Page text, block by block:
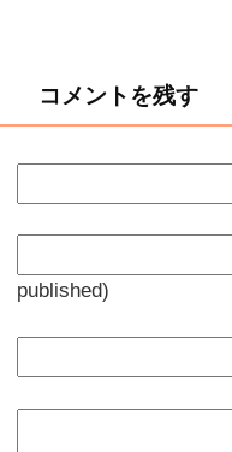
コメントを残す
published)